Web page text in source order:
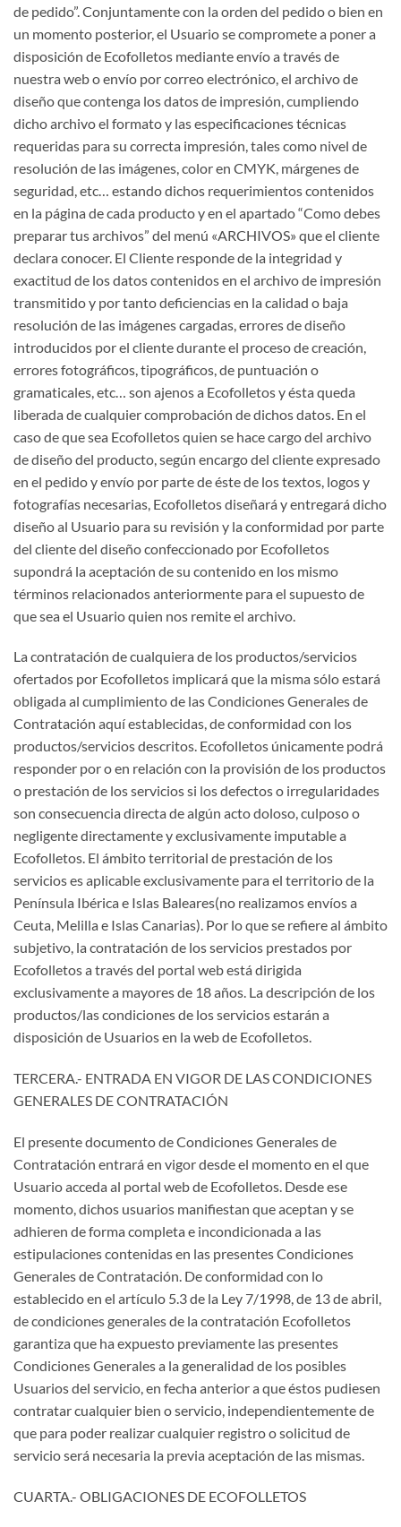
de pedido”. Conjuntamente con la orden del pedido o bien en
un momento posterior, el Usuario se compromete a poner a
disposición de Ecofolletos mediante envío a través de
nuestra web o envío por correo electrónico, el archivo de
diseño que contenga los datos de impresión, cumpliendo
dicho archivo el formato y las especificaciones técnicas
requeridas para su correcta impresión, tales como nivel de
resolución de las imágenes, color en CMYK, márgenes de
seguridad, etc… estando dichos requerimientos contenidos
en la página de cada producto y en el apartado “Como debes
preparar tus archivos” del menú «ARCHIVOS» que el cliente
declara conocer. El Cliente responde de la integridad y
exactitud de los datos contenidos en el archivo de impresión
transmitido y por tanto deficiencias en la calidad o baja
resolución de las imágenes cargadas, errores de diseño
introducidos por el cliente durante el proceso de creación,
errores fotográficos, tipográficos, de puntuación o
gramaticales, etc… son ajenos a Ecofolletos y ésta queda
liberada de cualquier comprobación de dichos datos. En el
caso de que sea Ecofolletos quien se hace cargo del archivo
de diseño del producto, según encargo del cliente expresado
en el pedido y envío por parte de éste de los textos, logos y
fotografías necesarias, Ecofolletos diseñará y entregará dicho
diseño al Usuario para su revisión y la conformidad por parte
del cliente del diseño confeccionado por Ecofolletos
supondrá la aceptación de su contenido en los mismo
términos relacionados anteriormente para el supuesto de
que sea el Usuario quien nos remite el archivo.
La contratación de cualquiera de los productos/servicios
ofertados por Ecofolletos implicará que la misma sólo estará
obligada al cumplimiento de las Condiciones Generales de
Contratación aquí establecidas, de conformidad con los
productos/servicios descritos. Ecofolletos únicamente podrá
responder por o en relación con la provisión de los productos
o prestación de los servicios si los defectos o irregularidades
son consecuencia directa de algún acto doloso, culposo o
negligente directamente y exclusivamente imputable a
Ecofolletos. El ámbito territorial de prestación de los
servicios es aplicable exclusivamente para el territorio de la
Península Ibérica e Islas Baleares(no realizamos envíos a
Ceuta, Melilla e Islas Canarias). Por lo que se refiere al ámbito
subjetivo, la contratación de los servicios prestados por
Ecofolletos a través del portal web está dirigida
exclusivamente a mayores de 18 años. La descripción de los
productos/las condiciones de los servicios estarán a
disposición de Usuarios en la web de Ecofolletos.
TERCERA.- ENTRADA EN VIGOR DE LAS CONDICIONES
GENERALES DE CONTRATACIÓN
El presente documento de Condiciones Generales de
Contratación entrará en vigor desde el momento en el que
Usuario acceda al portal web de Ecofolletos. Desde ese
momento, dichos usuarios manifiestan que aceptan y se
adhieren de forma completa e incondicionada a las
estipulaciones contenidas en las presentes Condiciones
Generales de Contratación. De conformidad con lo
establecido en el artículo 5.3 de la Ley 7/1998, de 13 de abril,
de condiciones generales de la contratación Ecofolletos
garantiza que ha expuesto previamente las presentes
Condiciones Generales a la generalidad de los posibles
Usuarios del servicio, en fecha anterior a que éstos pudiesen
contratar cualquier bien o servicio, independientemente de
que para poder realizar cualquier registro o solicitud de
servicio será necesaria la previa aceptación de las mismas.
CUARTA.- OBLIGACIONES DE ECOFOLLETOS